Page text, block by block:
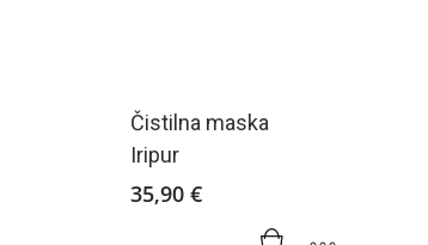
Čistilna maska
Iripur
35,90 €